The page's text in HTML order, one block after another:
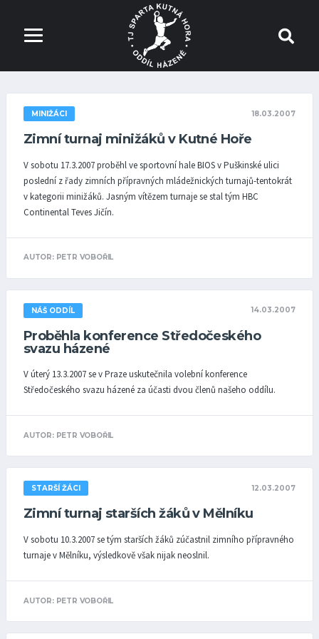
MINIŽÁCI 18.03.2007
Zimní turnaj minižáků v Kutné Hoře
V sobotu 17.3.2007 proběhl ve sportovní hale BIOS v Puškinské ulici
poslední z řady zimních přípravných mládežnických turnajů-tentokrát
v kategorii minižáků. Jasným vítězem turnaje se stal tým HBC
Continental Teves Jičín.
AUTOR: PETR VOBOŘIL
NÁŠ ODDÍL 14.03.2007
Proběhla konference Středočeského
svazu házené
V úterý 13.3.2007 se v Praze uskutečnila volební konference
Středočeského svazu házené za účasti dvou členů našeho oddílu.
AUTOR: PETR VOBOŘIL
STARŠÍ ŽÁCI 12.03.2007
Zimní turnaj starších žáků v Mělníku
V sobotu 10.3.2007 se tým starších žáků zúčastnil zimního přípravného
turnaje v Mělníku, výsledkově však nijak neoslnil.
AUTOR: PETR VOBOŘIL